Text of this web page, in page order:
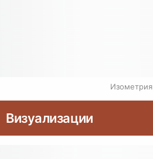
Изометрия
Визуализации